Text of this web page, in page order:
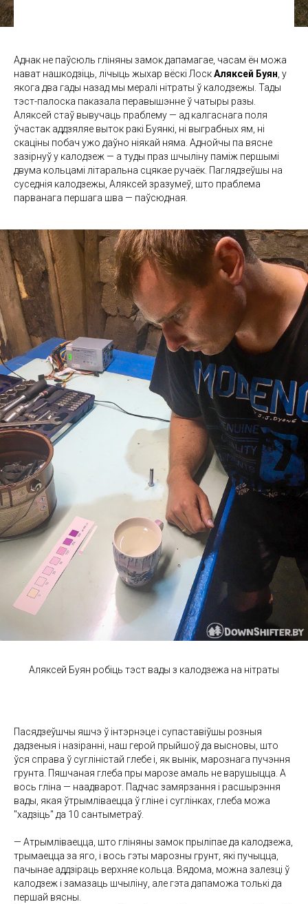
Аднак не паўсюль гліняны замок дапамагае, часам ён можа
нават нашкодзіць, лічыць жыхар вёскі ЛоскАляксей Буян , у
якога два гады назад мы мералі нітраты ў калодзежы. Тады
тэст-палоска паказала перавышэнне ў чатыры разы.
Аляксей стаў вывучаць праблему — ад калгаснага поля
ўчастак аддзяляе выток ракі Буянкі, ні выграбных ям, ні
скаціны побач ужо даўно ніякай няма. Аднойчы па вясне
зазірнуў у калодзеж — а туды праз шчыліну паміж першымі
двума кольцамі літаральна сцякае ручаёк. Паглядзеўшы на
суседнія калодзежы, Аляксей зразумеў, што праблема
парванага першага шва — паўсюдная.
Аляксей Буян робіць тэст вады з калодзежа на нітраты
Пасядзеўшчы яшчэ ў інтэрнэце і супаставіўшы розныя
дадзеныя і назіранні, наш герой прыйшоў да высновы, што
ўся справа ў сугліністай глебе і, як вынік, марознага пучэння
грунта. Пяшчаная глеба пры марозе амаль не варушыцца. А
вось гліна — наадварот. Падчас замярзання і расшырэння
вады, якая ўтрымліваецца ў гліне і суглінках, глеба можа
"хадзіць" да 10 сантыметраў.
— Атрымліваецца, што гліняны замок прыліпае да калодзежа,
трымаецца за яго, і вось гэты марозны грунт, які пучыцца,
пачынае аддзіраць верхняе кольца. Вядома, можна залезці ў
калодзеж і замазаць шчыліну, але гэта дапаможа толькі да
першай вясны.